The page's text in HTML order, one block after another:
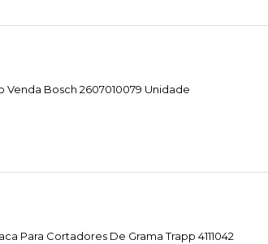
Venda Bosch 2607010079 Unidade
Para Cortadores De Grama Trapp 4111042